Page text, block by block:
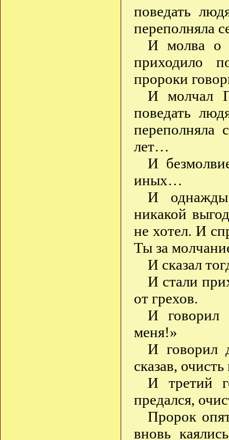
поведать
переполняла
И молва о
приходило
пророки
И молчал
поведать
лет…
И
иных…
И
никакой
не хотел. И
Ты за
И сказал
И стали
от грехов.
И говорил
меня!»
И говорил
сказав,
И третий
предался,
Пророк
вновь